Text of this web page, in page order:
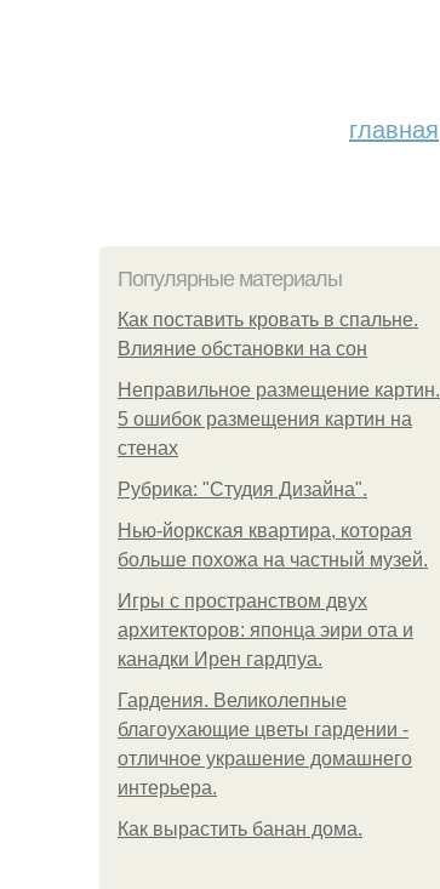
главная
Популярные материалы
Как поставить кровать в спальне.
Влияние обстановки на сон
Неправильное размещение картин.
5 ошибок размещения картин на
стенах
Рубрика: "Студия Дизайна".
Нью-йоркская квартира, которая
больше похожа на частный музей.
Игры с пространством двух
архитекторов: японца эири ота и
канадки Ирен гардпуа.
Гардения. Великолепные
благоухающие цветы гардении -
отличное украшение домашнего
интерьера.
Как вырастить банан дома.